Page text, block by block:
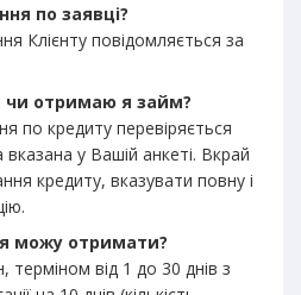
по заявці?
Клієнту повідомляється за
чи отримаю я займ?
по кредиту перевіряється
у Вашій анкеті. Вкрай
кредиту, вказувати повну і
можу отримати?
терміном від 1 до 30 днів з